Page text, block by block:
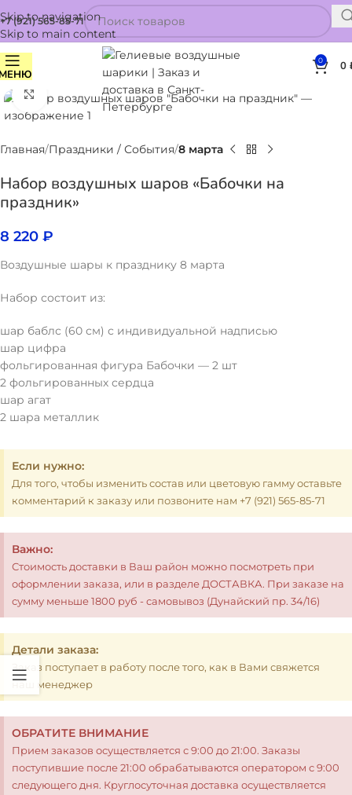
Skip to navigation
Skip to main content
+7 (921) 565-85-71
0 0
Нажмите, чтобы увеличить
Главная Праздники / События 8 марта
Набор воздушных шаров «Бабочки на
праздник»
8 220 ₽
Воздушные шары к празднику 8 марта
Набор состоит из:
шар баблс (60 см) с индивидуальной надписью
шар цифра
фольгированная фигура Бабочки — 2 шт
2 фольгированных сердца
шар агат
2 шара металлик
Если нужно:
Для того, чтобы изменить состав или цветовую гамму оставьте
комментарий к заказу или позвоните нам +7 (921) 565-85-71
Важно:
Стоимость доставки в Ваш район можно посмотреть при
оформлении заказа, или в разделе ДОСТАВКА. При заказе на
сумму меньше 1800 руб - самовывоз (Дунайский пр. 34/16)
Детали заказа:
Заказ поступает в работу после того, как в Вами свяжется
наш менеджер
ОБРАТИТЕ ВНИМАНИЕ
Прием заказов осуществляется с 9:00 до 21:00. Заказы
поступившие после 21:00 обрабатываются оператором с 9:00
следующего дня. Круглосуточная доставка осуществляется